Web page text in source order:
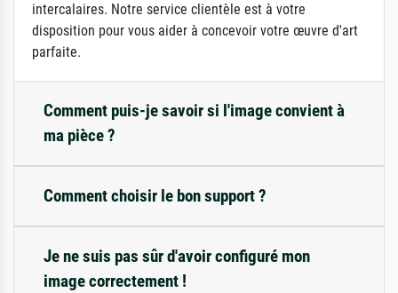
intercalaires. Notre service clientèle est à votre
disposition pour vous aider à concevoir votre œuvre d'art
parfaite.
Comment puis-je savoir si l'image convient à
ma pièce ?
Comment choisir le bon support ?
Je ne suis pas sûr d'avoir configuré mon
image correctement !